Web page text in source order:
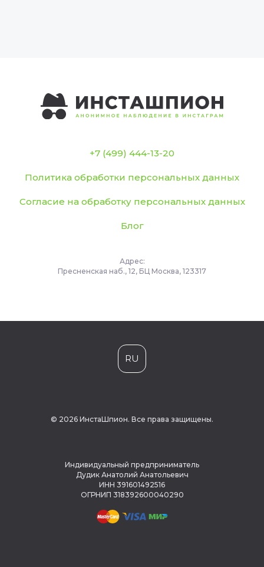
+7 (499) 444-13-20
Политика обработки персональных данных
Согласие на обработку персональных данных
Блог
Адрес:
Пресненская наб., 12, БЦ Москва, 123317
RU
© 2026 ИнстаШпион. Все права защищены.
Индивидуальный предприниматель
Дудик Анатолий Анатольевич
ИНН 391601492516
ОГРНИП 318392600040290